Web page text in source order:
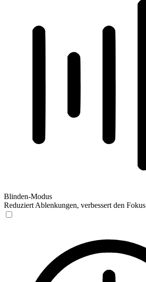
Blinden-Modus
Reduziert Ablenkungen, verbessert den Fokus